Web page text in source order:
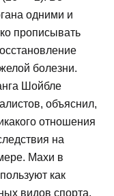
одними и
прописывать
болезни.
Шойбле
объяснил,
отношения
на
Махи в
как
видов спорта.